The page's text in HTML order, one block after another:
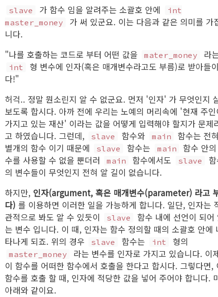
slave 가 함수 임을 알려주는 소괄호 안에
int
master_money
가 써 있군요. 이는 다음과 같은 의미를 가
니다.
"나를 호출하는 코드로 부터 어떤 값을
mater_money 라
int
형 변수에 인자(혹은 매개변수라고도 부름)로 받아들
다!"
허걱.. 정말 뭔소린지 알 수 없군요. 먼저 '인자' 가 무엇인지
보도록 합시다. 아까 전에 우리는 노예의 머리속에 '현재 주
가지고 있는 재산' 이라는 값을 어떻게 입력해야 할지가 문제
고 하였습니다. 그런데,
slave 함수와 main
함수는 전
별개의 함수 이기 때문에
slave 함수는 main
함수 안
수를 사용할 수 없을 뿐더러
main 함수에서도 slave
의 변수들이 무엇인지 전혀 알 길이 없습니다.
하지만, 인자(argument, 혹은 매개변수(parameter) 라고
다) 를 이용하면 이러한 일을 가능하게 합니다. 일단, 인자는
관적으로 봐도 알 수 있듯이
slave
함수 내에 선언이 되어
는 변수 입니다. 이 때, 인자는 함수 정의할 때의 소괄호 안에
타나게 되죠. 위의 경우
slave 함수는 int 형의
master_money
라는 변수를 인자로 가지고 있습니다. 이
이 함수를 어떠한 함수에서 호출을 한다고 합시다. 그렇다면,
함수를 호출 할 때, 인자에 적당한 값을 넣어 주어야 합니다.
아래와 같이요.